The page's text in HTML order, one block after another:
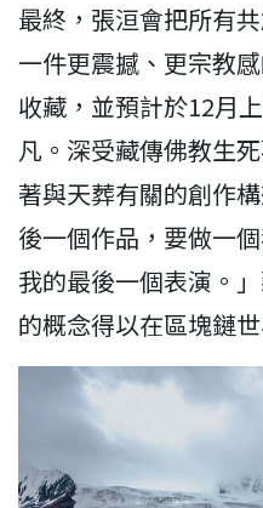
最終，張洹會把所有
一件更震撼、更宗教
收藏，並預計於12月
凡。深受藏傳佛教生
著與天葬有關的創作
後一個作品，要做一
我的最後一個表演。
的概念得以在區塊鏈